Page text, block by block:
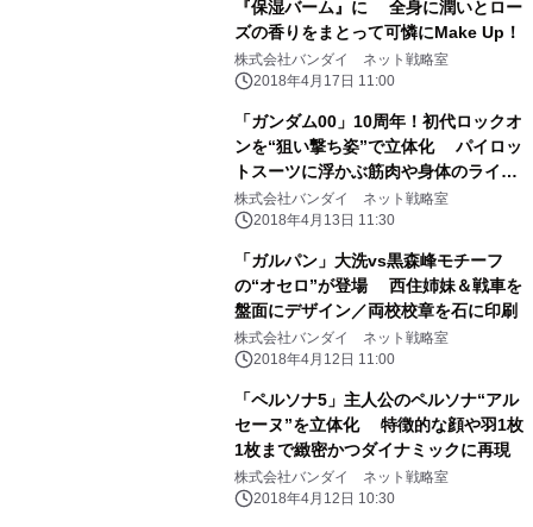
『保湿バーム』に 全身に潤いとロー
ズの香りをまとって可憐にMake Up！
株式会社バンダイ ネット戦略室
2018年4月17日 11:00
「ガンダム00」10周年！初代ロックオ
ンを“狙い撃ち姿”で立体化 パイロッ
トスーツに浮かぶ筋肉や身体のライン
まで再現
株式会社バンダイ ネット戦略室
2018年4月13日 11:30
「ガルパン」大洗vs黒森峰モチーフ
の“オセロ”が登場 西住姉妹＆戦車を
盤面にデザイン／両校校章を石に印刷
株式会社バンダイ ネット戦略室
2018年4月12日 11:00
「ペルソナ5」主人公のペルソナ“アル
セーヌ”を立体化 特徴的な顔や羽1枚
1枚まで緻密かつダイナミックに再現
株式会社バンダイ ネット戦略室
2018年4月12日 10:30